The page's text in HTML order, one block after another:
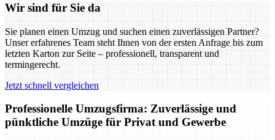
Wir sind für Sie da
Sie planen einen Umzug und suchen einen zuverlässigen Partner?
Unser erfahrenes Team steht Ihnen von der ersten Anfrage bis zum
letzten Karton zur Seite – professionell, transparent und
termingerecht.
Jetzt schnell vergleichen
Professionelle Umzugsfirma: Zuverlässige und
pünktliche Umzüge für Privat und Gewerbe